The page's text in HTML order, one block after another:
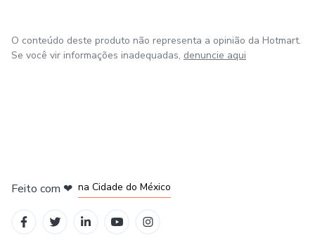
O conteúdo deste produto não representa a opinião da Hotmart.
Se você vir informações inadequadas, denuncie aqui
Feito com ❤ na Cidade do México